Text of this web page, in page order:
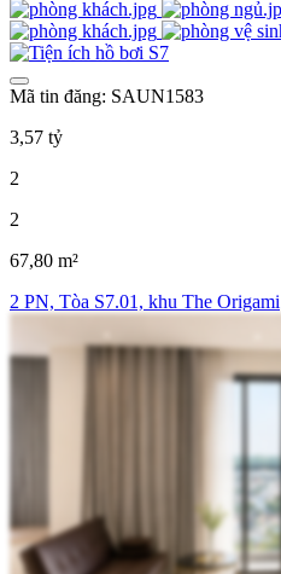
Mã tin đăng: SAUN1583
3,57 tỷ
2
2
67,80 m²
2 PN, Tòa S7.01, khu The Origami